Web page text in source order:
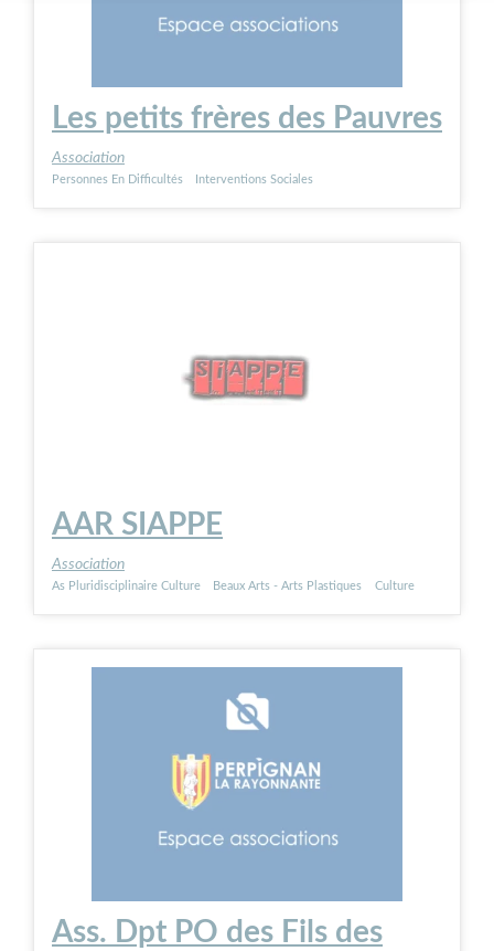
Les petits frères des Pauvres
Association
Personnes En Difficultés Interventions Sociales
AAR SIAPPE
Association
As Pluridisciplinaire Culture Beaux Arts - Arts Plastiques Culture
Ass. Dpt PO des Fils des